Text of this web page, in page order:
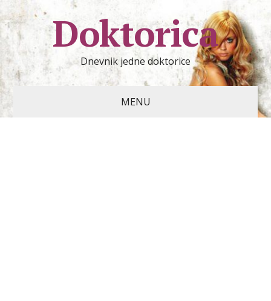
Doktorica
Dnevnik jedne doktorice
MENU